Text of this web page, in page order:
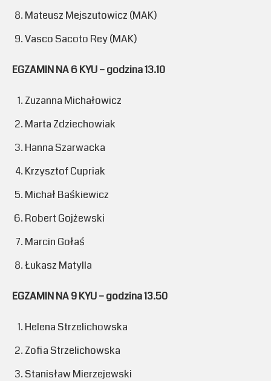
Mateusz Mejszutowicz (MAK)
Vasco Sacoto Rey (MAK)
EGZAMIN NA 6 KYU – godzina 13.10
Zuzanna Michałowicz
Marta Zdziechowiak
Hanna Szarwacka
Krzysztof Cupriak
Michał Baśkiewicz
Robert Gojżewski
Marcin Gołaś
Łukasz Matylla
EGZAMIN NA 9 KYU – godzina 13.50
Helena Strzelichowska
Zofia Strzelichowska
Stanisław Mierzejewski